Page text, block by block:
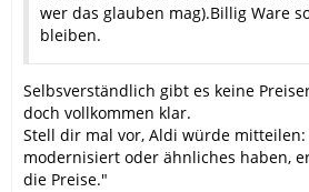
wer das glauben mag).Billig Ware
bleiben.
Selbsverständlich gibt es keine
doch vollkommen klar.
Stell dir mal vor, Aldi würde
modernisiert oder ähnliches haben,
die Preise."